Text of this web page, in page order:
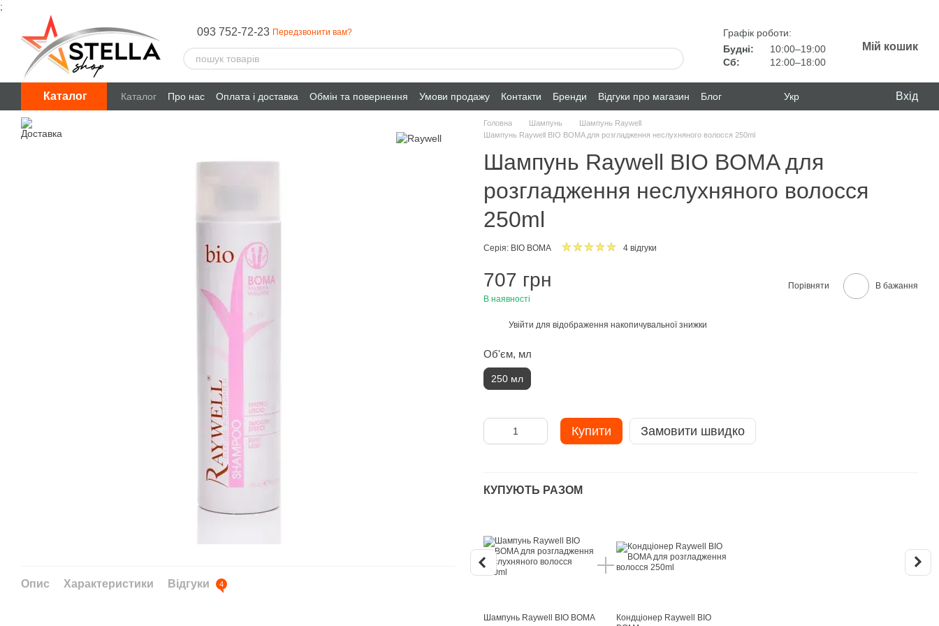
;
Перейти до основного контенту
093 752-72-23 Передзвонити вам?
Графік роботи:
Будні:
10:00–19:00
Сб:
12:00–18:00
Мій кошик
Каталог Каталог Про нас Оплата і доставка Обмін та повернення Умови продажу Контакти Бренди Відгуки про магазин Блог Укр Вхід
Опис Характеристики Відгуки 4
Головна Шампунь
Шампунь Raywell
Шампунь Raywell BIO BOMA для розгладження неслухняного волосся 250ml
Шампунь Raywell BIO BOMA для
розгладження неслухняного волосся
250ml
Серія: BIO BOMA 4 відгуки
707 грн
В наявності
Порівняти В бажання
Увійти для відображення накопичувальної знижки
Об'єм, мл
250 мл
Купити Замовити швидко
КУПУЮТЬ РАЗОМ
Шампунь Raywell BIO BOMA
Кондціонер Raywell BIO